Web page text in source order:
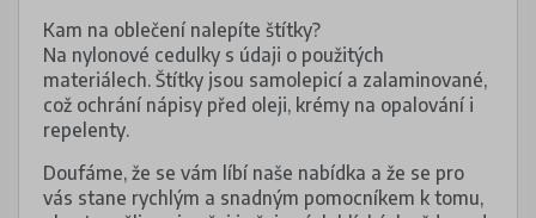
Kam na oblečení nalepíte štítky?
Na nylonové cedulky s údaji o použitých
materiálech. Štítky jsou samolepicí a zalaminované,
což ochrání nápisy před oleji, krémy na opalování i
repelenty.
Doufáme, že se vám líbí naše nabídka a že se pro
vás stane rychlým a snadným pomocníkem k tomu,